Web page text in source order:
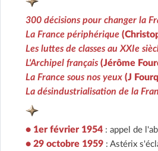
300 décisions pour changer la
La France périphérique
Les luttes de classes au XXIe
L'Archipel français (Jérôme
La France sous nos yeux (J
La désindustrialisation de la
• 1er février 1954 : appel de
• 29 octobre 1959 : Astérix